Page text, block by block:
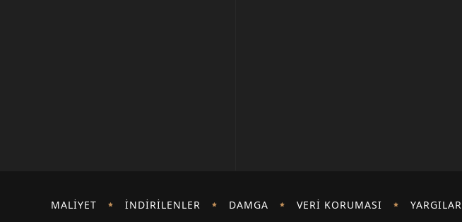
MALIYET İNDIRILENLER DAMGA VERI KORUMASI YARGILAR